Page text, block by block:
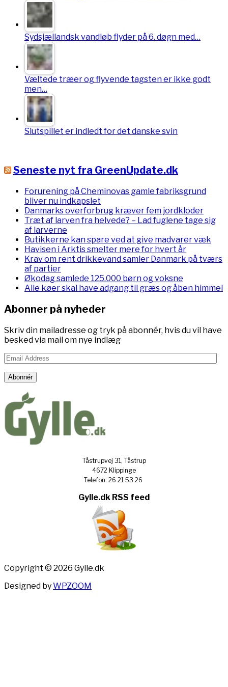
Sydsjællandsk vandløb flyder på 6. døgn med…
Væltede træer og flyvende tagsten er ikke godt
men…
Slutspillet er indledt for det danske svin
Seneste nyt fra GreenUpdate.dk
Forurening på Cheminovas gamle fabriksgrund
bliver nu indkapslet
Danmarks overforbrug kræver fem jordkloder
Træt af larven fra helvede? – Lad fuglene tage sig
af larverne
Butikkerne kan spare ved at give madvarer væk
Havisen i Arktis smelter mere for hvert år
Krav om rent drikkevand samler Danmark på tværs
af partier
Økodag samlede 125.000 børn og voksne
Alle køer skal have adgang til græs og åben himmel
Abonner på nyheder
Skriv din mailadresse og tryk på abonnér, hvis du vil have
besked via mail om nye indlæg
Email
Address
Abonnér
Tåstrupvej 31, Tåstrup
4672 Klippinge
Telefon: 26 21 53 26
Gylle.dk RSS feed
Copyright © 2026 Gylle.dk
Designed byWPZOOM